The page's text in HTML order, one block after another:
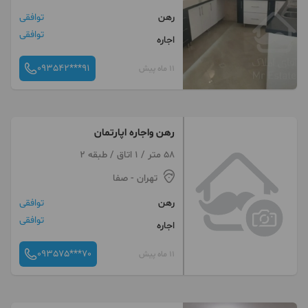
رهن
توافقی
اجاره
توافقی
11 ماه پیش 093542***91
رهن واجاره اپارتمان
58 متر / 1 اتاق / طبقه 2
تهران - صفا
رهن
توافقی
اجاره
توافقی
11 ماه پیش 093575***70